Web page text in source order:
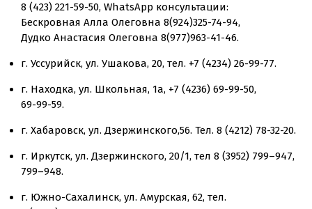
8 (423) 221-59-50, WhatsApp консультации:
Бескровная Алла Олеговна 8(924)325-74-94,
Дудко Анастасия Олеговна 8(977)963-41-46.
г. Уссурийск, ул. Ушакова, 20, тел. +7 (4234) 26-99-77.
г. Находка, ул. Школьная, 1а, +7 (4236) 69-99-50,
69-99-59.
г. Хабаровск, ул. Дзержинского,56. Тел. 8 (4212) 78-32-20.
г. Иркутск, ул. Дзержинского, 20/1, тел 8 (3952) 799–947,
799–948.
г. Южно-Сахалинск, ул. Амурская, 62, тел.